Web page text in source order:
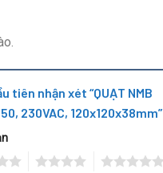
tiên nhận xét “QUẠT NMB
230VAC, 120x120x38mm”